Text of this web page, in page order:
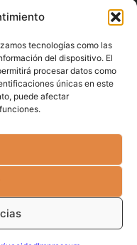
tecnologías como las
del dispositivo. El
procesar datos como
únicas en este
puede afectar
20
débito
cancelación